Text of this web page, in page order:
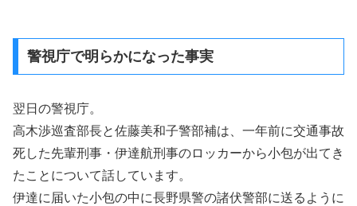
警視庁で明らかになった事実
翌日の警視庁。
高木渉巡査部長と佐藤美和子警部補は、一年前に交通事故
死した先輩刑事・伊達航刑事のロッカーから小包が出てき
たことについて話しています。
伊達に届いた小包の中に長野県警の諸伏警部に送るように